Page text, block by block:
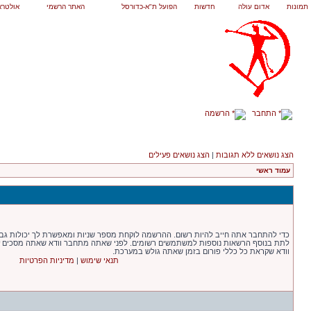
תמונות אדום עולה חדשות הפועל ת"א-כדורסל האתר הרשמי
התחבר הרשמה
הצג נושאים ללא תגובות | הצג נושאים פעילים
עמוד ראשי
כדי להתחבר אתה חייב להיות רשום. ההרשמה לוקחת מספר שניות ומאפשרת לך יכולות
לתת בנוסף הרשאות נוספות למשתמשים רשומים. לפני שאתה מתחבר וודא שאתה מסכים
וודא שקראת כל כללי פורום בזמן שאתה גולש במערכת.
תנאי שימוש | מדיניות הפרטיות